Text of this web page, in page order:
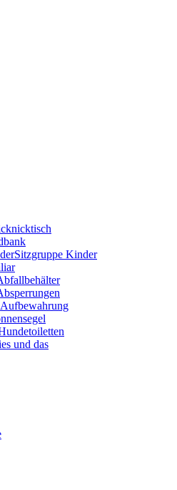
Sitzgruppe Kinder
Aufbewahrung
und das